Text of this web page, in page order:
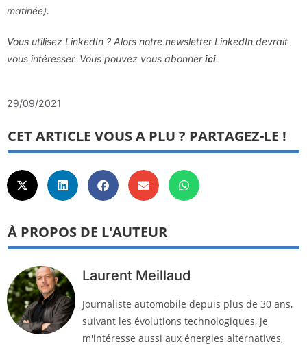
matinée).
Vous utilisez LinkedIn ? Alors notre newsletter LinkedIn devrait
vous intéresser. Vous pouvez vous abonnerici.
29/09/2021
CET ARTICLE VOUS A PLU ? PARTAGEZ-LE !
À PROPOS DE L'AUTEUR
Laurent Meillaud
Journaliste automobile depuis plus de 30 ans,
suivant les évolutions technologiques, je
m'intéresse aussi aux énergies alternatives,